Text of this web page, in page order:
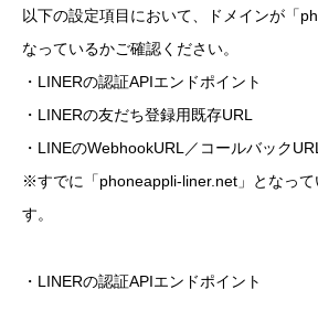
以下の設定項目において、ドメインが「
なっているかご確認ください。
・LINERの認証APIエンドポイント
・LINERの友だち登録用既存URL
・LINEのWebhookURL／コールバック
※すでに「phoneappli-liner.net」となっ
す。
・LINERの認証APIエンドポイント